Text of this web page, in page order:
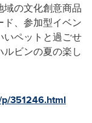
域の文化創意商品
ド、参加型イベン
いペットと過ごせ
ビンの夏の楽し
351246.html